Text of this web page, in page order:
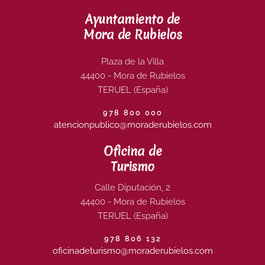
Ayuntamiento de
Mora de Rubielos
Plaza de la Villa
44400 - Mora de Rubielos
TERUEL (España)
978 800 000
atencionpublico@moraderubielos.com
Oficina de
Turismo
Calle Diputación, 2
44400 - Mora de Rubielos
TERUEL (España)
978 806 132
oficinadeturismo@moraderubielos.com